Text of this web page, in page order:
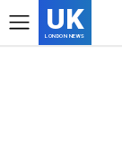
UK
LONDON NEWS